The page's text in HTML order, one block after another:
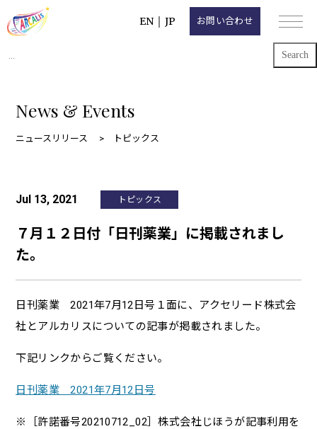
EN JP お問い合わせ
for:
News & Events
ニュースリリース トピックス
Jul 13, 2021 トピックス
７月１２日付「日刊薬業」に掲載されまし
た。
日刊薬業 2021年7月12日号１面に、アクセリード株式会
社とアルカリスについての記事が掲載されました。
下記リンクからご覧ください。
日刊薬業 2021年7月12日号
※［許諾番号20210712_02］株式会社じほうが記事利用を